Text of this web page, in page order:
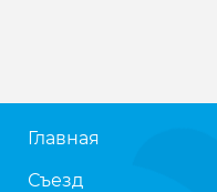
Главная
Съезд